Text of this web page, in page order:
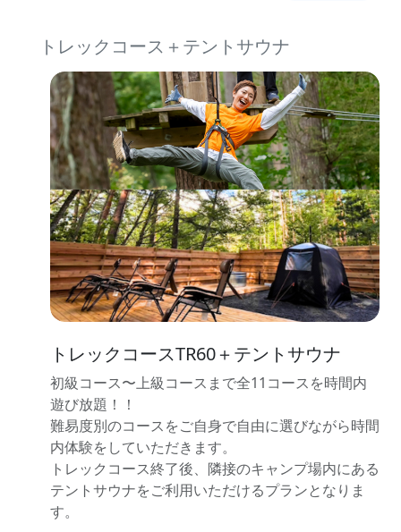
トレックコース＋テントサウナ
トレックコースTR60＋テントサウナ
初級コース〜上級コースまで全11コースを時間内
遊び放題！！
難易度別のコースをご自身で自由に選びながら時間
内体験をしていただきます。
トレックコース終了後、隣接のキャンプ場内にある
テントサウナをご利用いただけるプランとなりま
す。